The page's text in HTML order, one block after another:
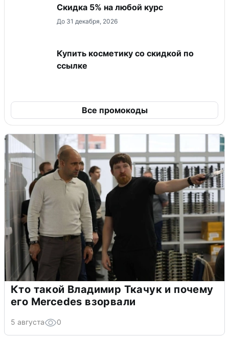
Скидка 5% на любой курс
До 31 декабря, 2026
Купить косметику со скидкой по
ссылке
Все промокоды
Кто такой Владимир Ткачук и почему
его Mercedes взорвали
5 августа 0